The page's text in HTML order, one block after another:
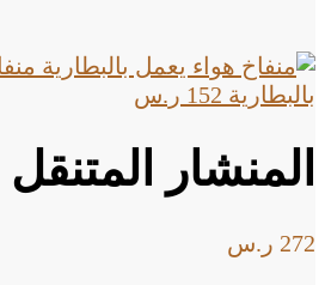
بالبطارية 152 ر.س
المنشار
272 ر.س